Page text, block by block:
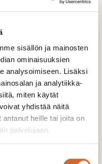
sisällön ja mainosten
ominaisuuksien
analysoimiseen. Lisäksi
ja analytiikka-
miten käytät
yhdistää näitä
heille tai joita on
palvelujaan.
2323
WhatsAppissa
Share on Email